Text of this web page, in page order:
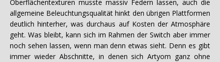
Oberflächentexturen musste massiv Federn lassen, auch die
allgemeine Beleuchtungsqualität hinkt den übrigen Plattformen
deutlich hinterher, was durchaus auf Kosten der Atmosphäre
geht. Was bleibt, kann sich im Rahmen der Switch aber immer
noch sehen lassen, wenn man denn etwas sieht. Denn es gibt
immer wieder Abschnitte, in denen sich Artyom ganz ohne